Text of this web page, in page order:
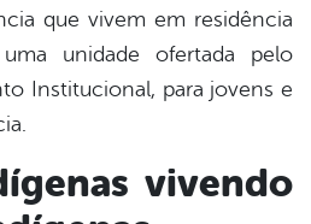
que vivem em residência
unidade ofertada pelo
Institucional, para jovens e
vivendo